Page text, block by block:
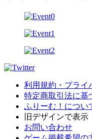
利用規約・プライ
特定商取引法に基
ふりーむ！につい
旧デザインで表示
お問い合わせ